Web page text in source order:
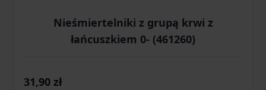
Nieśmiertelniki z grupą krwi z
łańcuszkiem 0- (461260)
31,90 zł